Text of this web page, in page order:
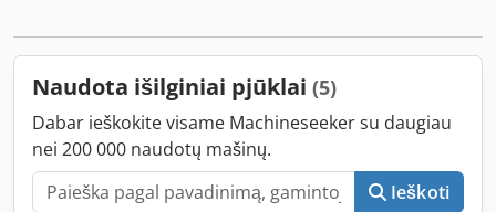
Naudota išilginiai pjūklai (5)
Dabar ieškokite visame Machineseeker su daugiau
nei 200 000 naudotų mašinų.
Ieškoti